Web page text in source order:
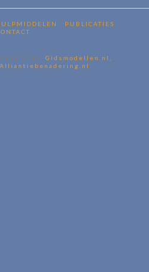
PUBLICATIES
2018,Gidsmodellen.nl,
Alliantiebenadering.nl